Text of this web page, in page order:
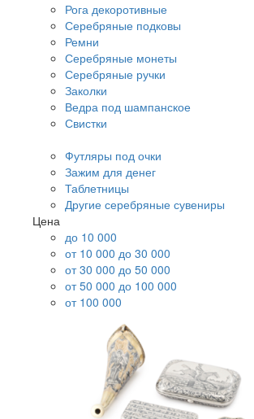
Рога декоротивные
Серебряные подковы
Ремни
Серебряные монеты
Серебряные ручки
Заколки
Ведра под шампанское
Свистки
Футляры под очки
Зажим для денег
Таблетницы
Другие серебряные сувениры
Цена
до 10 000
от 10 000 до 30 000
от 30 000 до 50 000
от 50 000 до 100 000
от 100 000